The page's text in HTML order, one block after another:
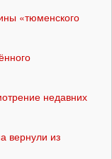
«тюменского
недавних
вернули из